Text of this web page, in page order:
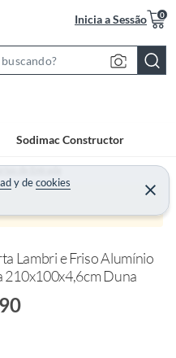
Inicia a Sessão 0
S
c
h
B
r
Sodimac Constructor
ydecookies
de Entrada
Lambri e Friso Alumínio
Duna